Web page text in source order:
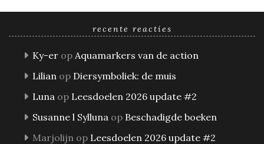
recente reacties
Ky-er op Aquamarkers van de action
Lilian op Diersymboliek: de muis
Luna op Leesdoelen 2026 update #2
Susanne l Sylluna op Beschadigde boeken
Marjolijn op Leesdoelen 2026 update #2